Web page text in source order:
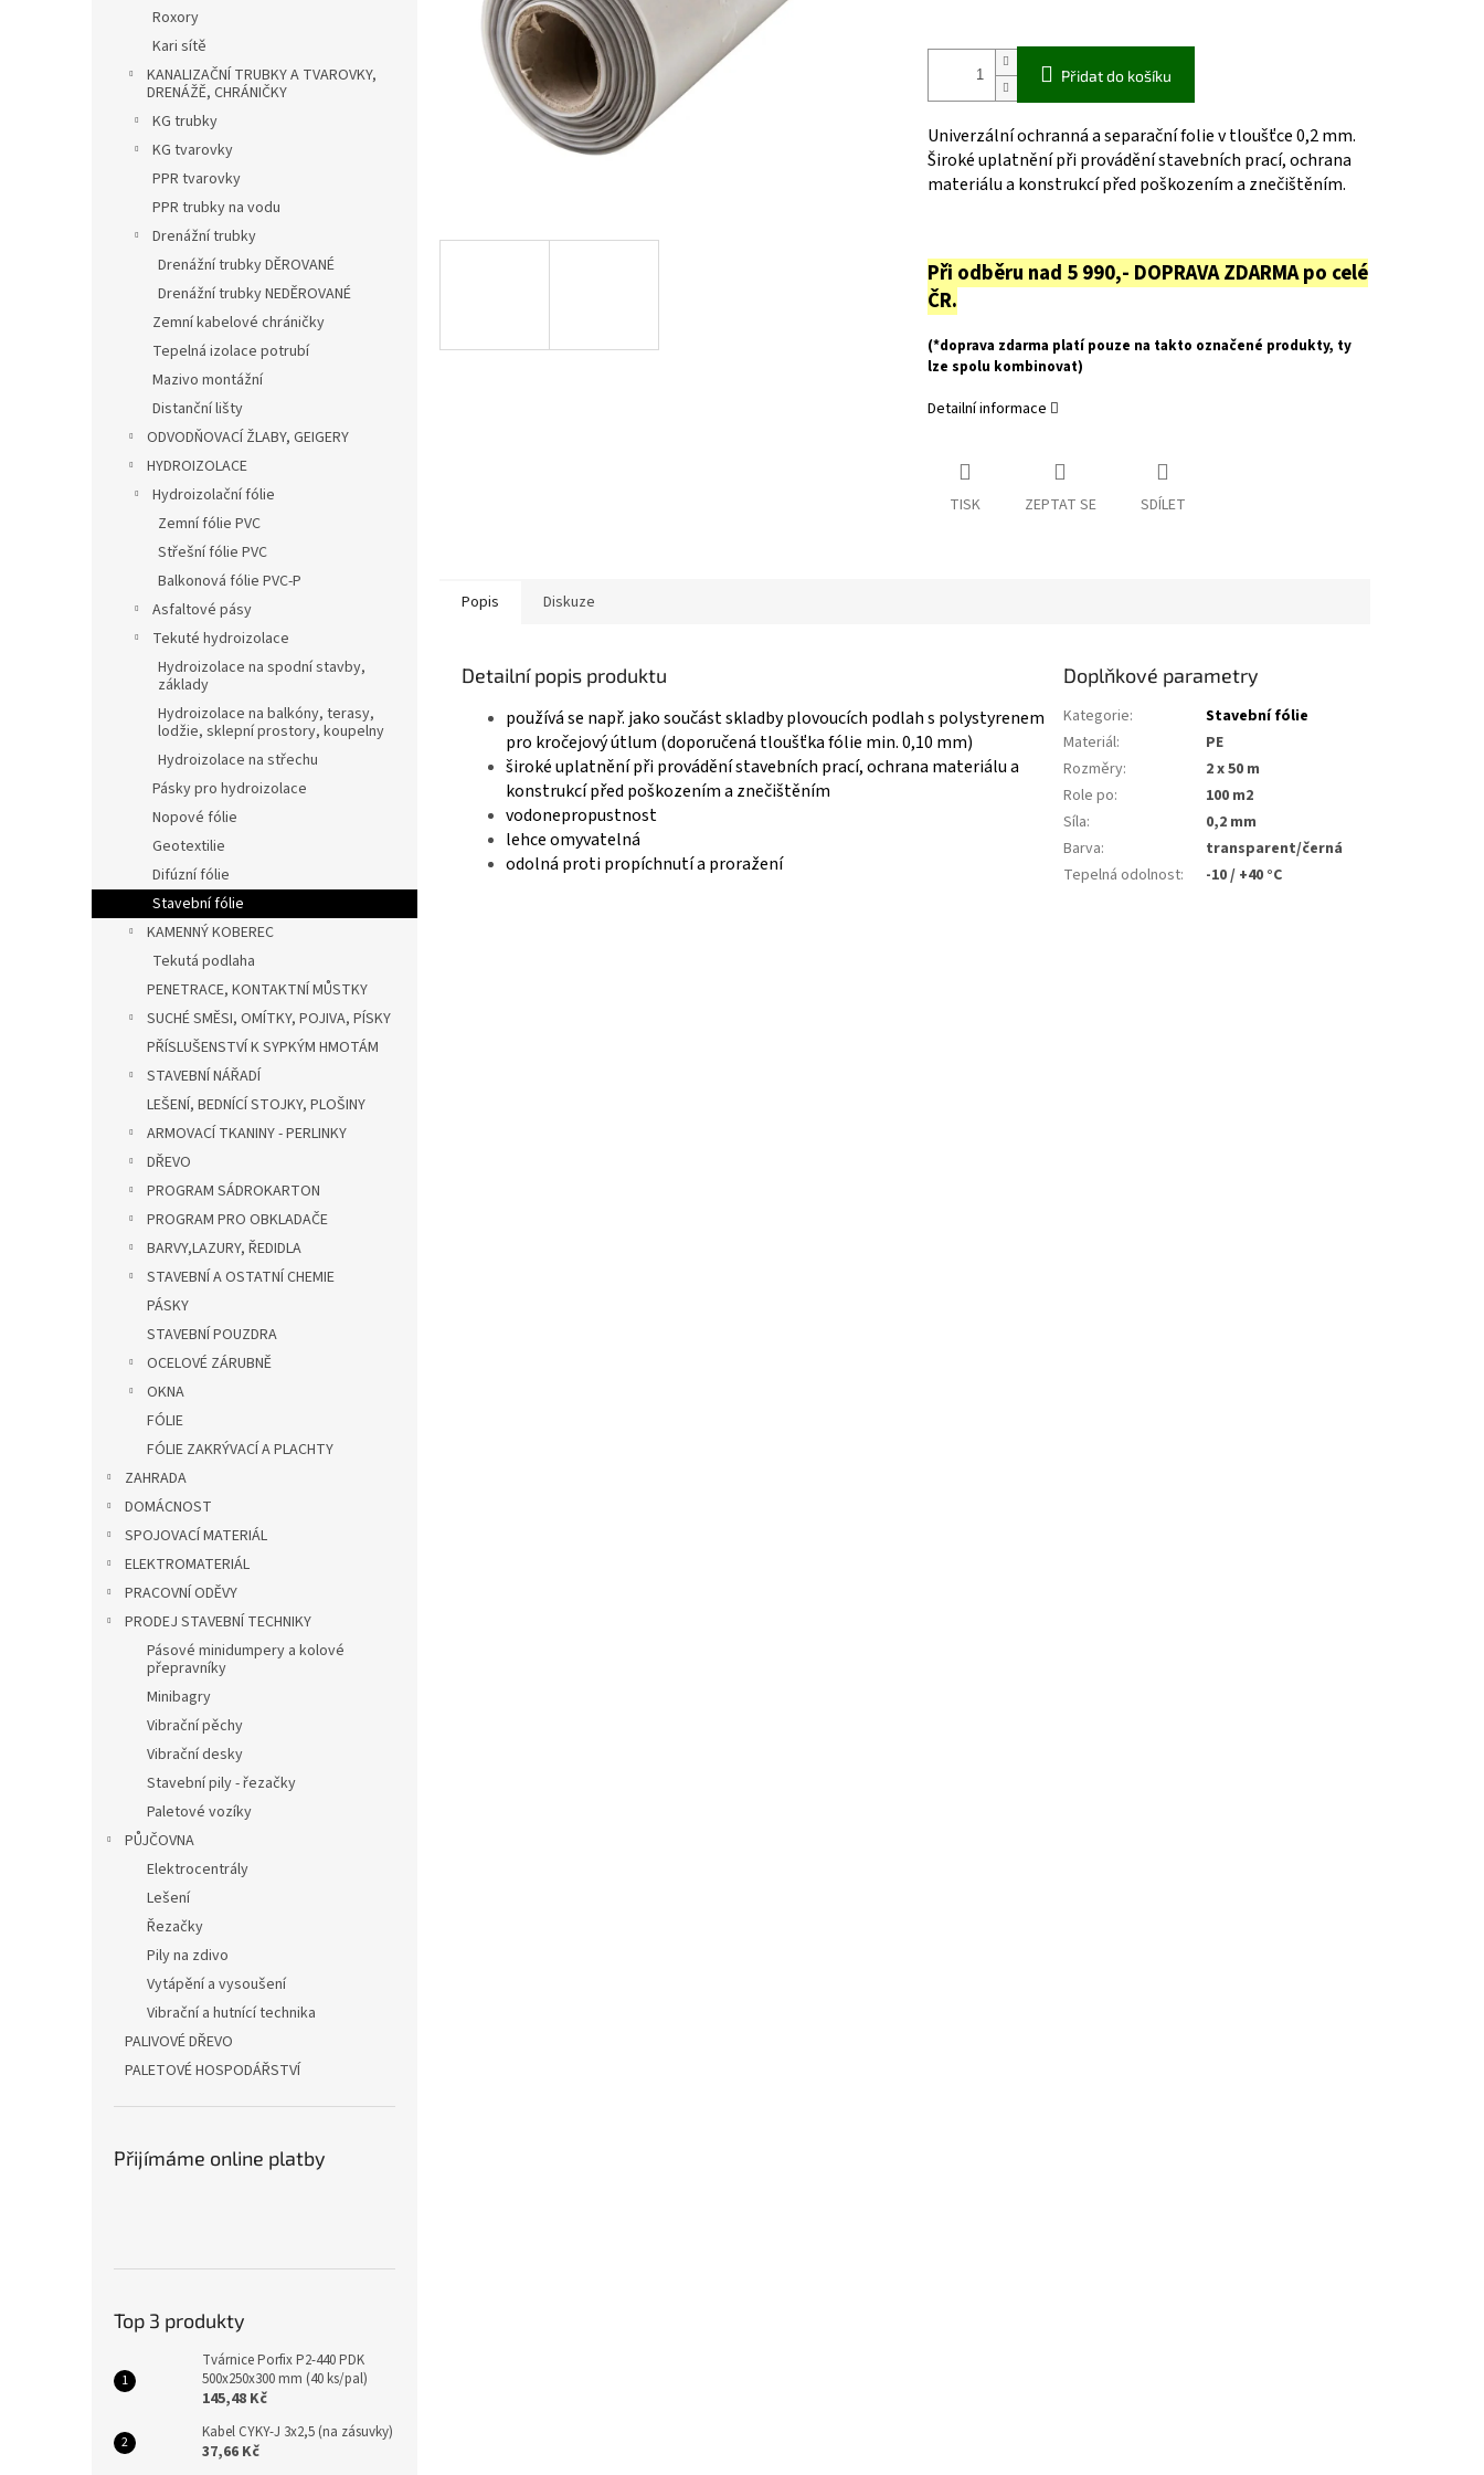
Roxory
Kari sítě
KANALIZAČNÍ TRUBKY A TVAROVKY,
DRENÁŽĚ, CHRÁNIČKY
KG trubky
KG tvarovky
PPR tvarovky
PPR trubky na vodu
Drenážní trubky
Drenážní trubky DĚROVANÉ
Drenážní trubky NEDĚROVANÉ
Zemní kabelové chráničky
Tepelná izolace potrubí
Mazivo montážní
Distanční lišty
ODVODŇOVACÍ ŽLABY, GEIGERY
HYDROIZOLACE
Hydroizolační fólie
Zemní fólie PVC
Střešní fólie PVC
Balkonová fólie PVC-P
Asfaltové pásy
Tekuté hydroizolace
Hydroizolace na spodní stavby,
základy
Hydroizolace na balkóny, terasy,
lodžie, sklepní prostory, koupelny
Hydroizolace na střechu
Pásky pro hydroizolace
Nopové fólie
Geotextilie
Difúzní fólie
Stavební fólie
KAMENNÝ KOBEREC
Tekutá podlaha
PENETRACE, KONTAKTNÍ MŮSTKY
SUCHÉ SMĚSI, OMÍTKY, POJIVA, PÍSKY
PŘÍSLUŠENSTVÍ K SYPKÝM HMOTÁM
STAVEBNÍ NÁŘADÍ
LEŠENÍ, BEDNÍCÍ STOJKY, PLOŠINY
ARMOVACÍ TKANINY - PERLINKY
DŘEVO
PROGRAM SÁDROKARTON
PROGRAM PRO OBKLADAČE
BARVY,LAZURY, ŘEDIDLA
STAVEBNÍ A OSTATNÍ CHEMIE
PÁSKY
STAVEBNÍ POUZDRA
OCELOVÉ ZÁRUBNĚ
OKNA
FÓLIE
FÓLIE ZAKRÝVACÍ A PLACHTY
ZAHRADA
DOMÁCNOST
SPOJOVACÍ MATERIÁL
ELEKTROMATERIÁL
PRACOVNÍ ODĚVY
PRODEJ STAVEBNÍ TECHNIKY
Pásové minidumpery a kolové
přepravníky
Minibagry
Vibrační pěchy
Vibrační desky
Stavební pily - řezačky
Paletové vozíky
PŮJČOVNA
Elektrocentrály
Lešení
Řezačky
Pily na zdivo
Vytápění a vysoušení
Vibrační a hutnící technika
PALIVOVÉ DŘEVO
PALETOVÉ HOSPODÁŘSTVÍ
Přijímáme online platby
Top 3 produkty
Tvárnice Porfix P2-440 PDK
500x250x300 mm (40 ks/pal)
145,48 Kč
Kabel CYKY-J 3x2,5 (na zásuvky)
37,66 Kč
Přidat do košíku
Univerzální ochranná a separační folie v tloušťce 0,2 mm.
Široké uplatnění při provádění stavebních prací, ochrana
materiálu a konstrukcí před poškozením a znečištěním.
Při odběru nad 5 990,- DOPRAVA ZDARMA po celé
ČR.
(*doprava zdarma platí pouze na takto označené produkty, ty
lze spolu kombinovat)
Detailní informace
TISK ZEPTAT SE SDÍLET
Popis Diskuze
Detailní popis produktu
používá se např. jako součást skladby plovoucích podlah s polystyrenem
pro kročejový útlum (doporučená tloušťka fólie min. 0,10 mm)
široké uplatnění při provádění stavebních prací, ochrana materiálu a
konstrukcí před poškozením a znečištěním
vodonepropustnost
lehce omyvatelná
odolná proti propíchnutí a proražení
Doplňkové parametry
Kategorie:
Stavební fólie
Materiál:
PE
Rozměry:
2 x 50 m
Role po:
100 m2
Síla:
0,2 mm
Barva:
transparent/černá
Tepelná odolnost: -10 / +40 °C